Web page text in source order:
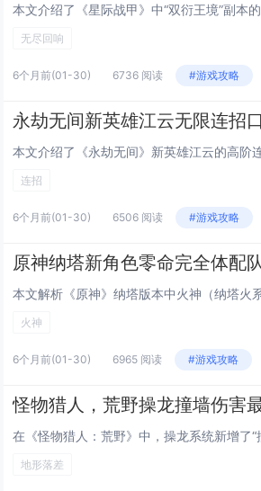
无尽回响
6个月前(01-30) 6736 阅读 #游戏攻略
连招
6个月前(01-30) 6506 阅读 #游戏攻略
火神
6个月前(01-30) 6965 阅读 #游戏攻略
地形落差